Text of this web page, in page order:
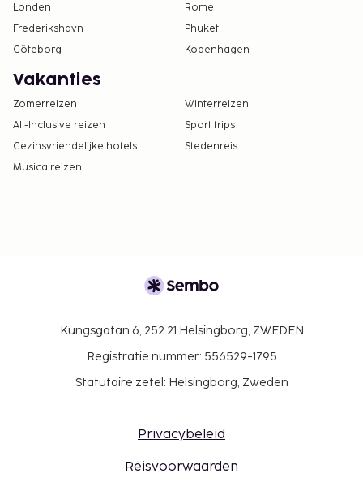
Londen
Rome
Frederikshavn
Phuket
Göteborg
Kopenhagen
Vakanties
Zomerreizen
Winterreizen
All-Inclusive reizen
Sport trips
Gezinsvriendelijke hotels
Stedenreis
Musicalreizen
Kungsgatan 6, 252 21 Helsingborg, ZWEDEN
Registratie nummer: 556529-1795
Statutaire zetel: Helsingborg, Zweden
Privacybeleid
Reisvoorwaarden